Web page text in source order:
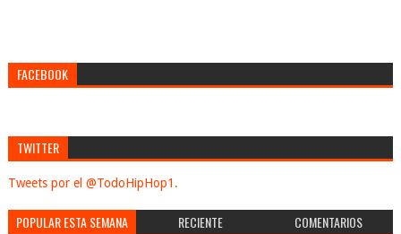
FACEBOOK
TWITTER
Tweets por el @TodoHipHop1.
POPULAR ESTA SEMANA RECIENTE COMENTARIOS